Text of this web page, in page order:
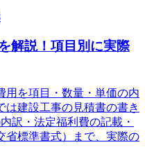
解説！項目別に実際
用を項目・数量・単価の内
は建設工事の見積書の書き
訳・法定福利費の記載・
省標準書式）まで、実際の